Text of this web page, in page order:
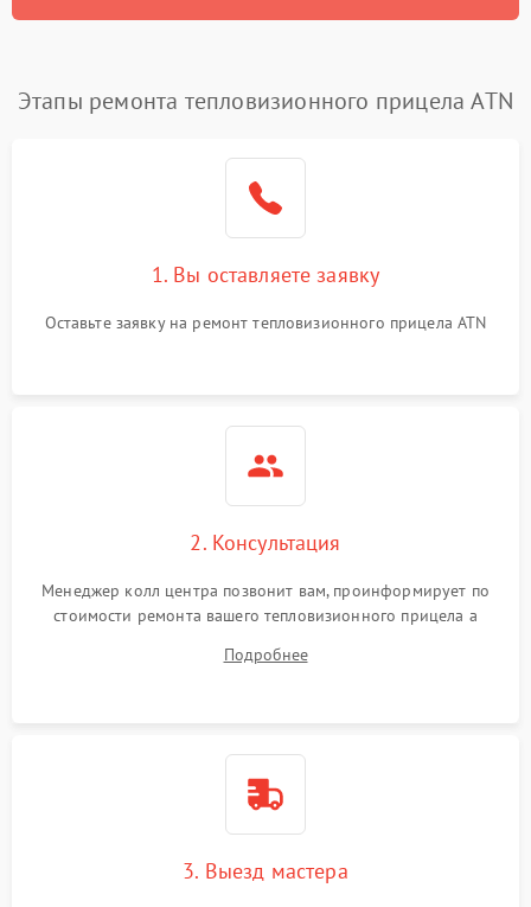
Этапы ремонта тепловизионного прицела ATN
1. Вы оставляете заявку
Оставьте заявку на ремонт тепловизионного прицела ATN
2. Консультация
Менеджер колл центра позвонит вам, проинформирует по
стоимости ремонта вашего тепловизионного прицела а
Подробнее
3. Выезд мастера